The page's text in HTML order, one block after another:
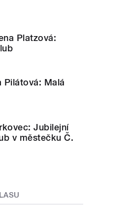
Platzová:
Pilátová: Malá
Jubilejní
v městečku Č.